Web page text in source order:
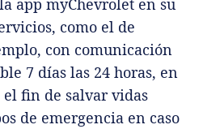
como el de
con comunicación
7 días las 24 horas, en
fin de salvar vidas
de emergencia en caso